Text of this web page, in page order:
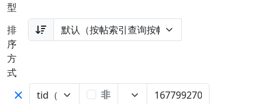
型
排
序
方
式
非